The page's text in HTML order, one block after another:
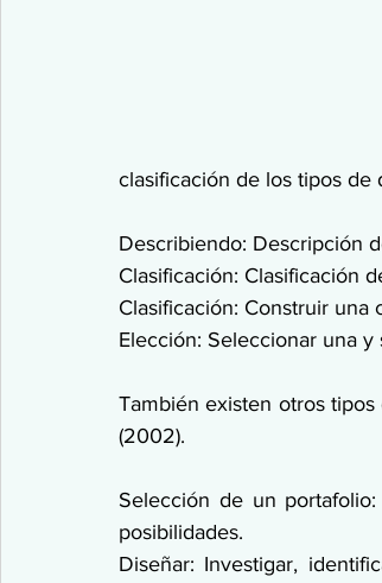
clasificación de los tipos de
Describiendo: Descripción
Clasificación: Clasificación
Clasificación: Construir una
Elección: Seleccionar una
También existen otros
(2002).
Selección de un
posibilidades.
Diseñar: Investigar,